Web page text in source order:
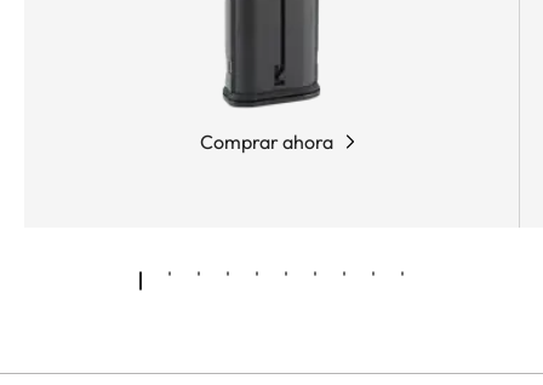
Comprar ahora